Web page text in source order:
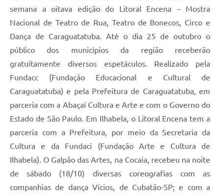
semana a oitava edição do Litoral Encena – Mostra
Nacional de Teatro de Rua, Teatro de Bonecos, Circo e
Dança de Caraguatatuba. Até o dia 25 de outubro o
público dos municípios da região receberão
gratuitamente diversos espetáculos. Realizado pela
Fundacc (Fundação Educacional e Cultural de
Caraguatatuba) e pela Prefeitura de Caraguatatuba, em
parceria com a Abaçaí Cultura e Arte e com o Governo do
Estado de São Paulo. Em Ilhabela, o Litoral Encena tem a
parceria com a Prefeitura, por meio da Secretaria da
Cultura e da Fundaci (Fundação Arte e Cultura de
Ilhabela). O Galpão das Artes, na Cocaia, recebeu na noite
de sábado (18/10) diversas coreografias com as
companhias de dança Vícios, de Cubatão-SP; e com a